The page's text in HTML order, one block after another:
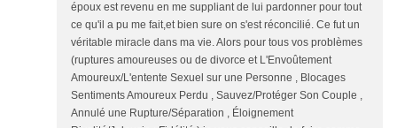
époux est revenu en me suppliant de lui pardonner pour tout
ce qu'il a pu me fait,et bien sure on s'est réconcilié. Ce fut un
véritable miracle dans ma vie. Alors pour tous vos problèmes
(ruptures amoureuses ou de divorce et L'Envoûtement
Amoureux/L'entente Sexuel sur une Personne , Blocages
Sentiments Amoureux Perdu , Sauvez/Protéger Son Couple ,
Annulé une Rupture/Séparation , Éloignement